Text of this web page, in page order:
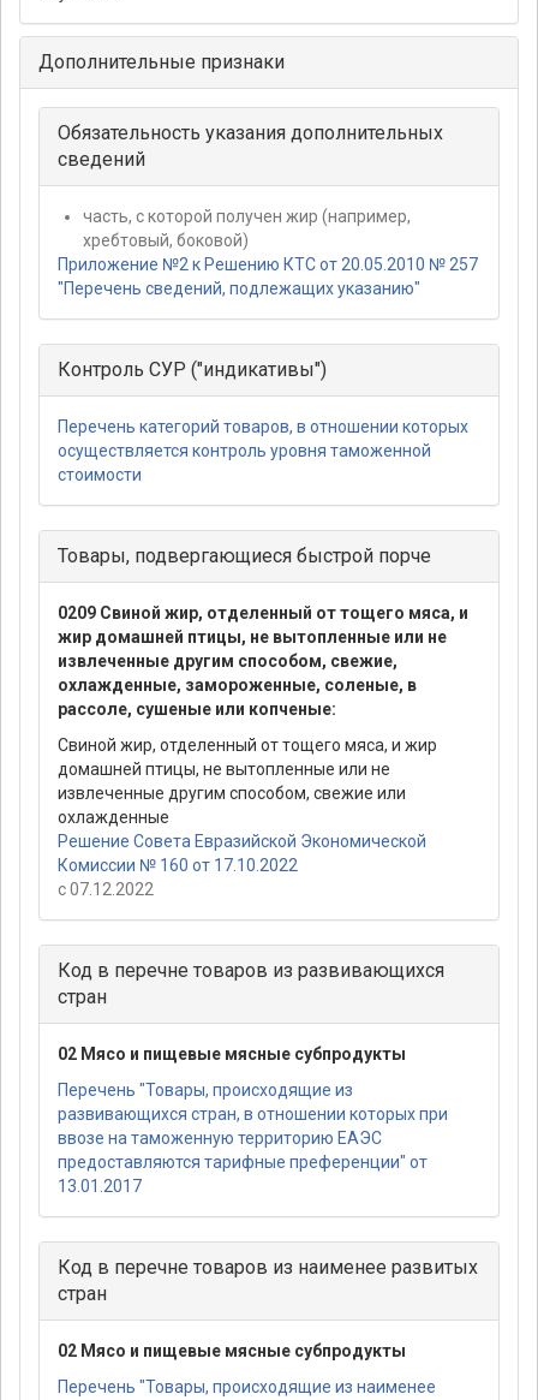
Дополнительные признаки
Обязательность указания дополнительных
сведений
часть, с которой получен жир (например,
хребтовый, боковой)
Приложение №2 к Решению КТС от 20.05.2010 № 257
"Перечень сведений, подлежащих указанию"
Контроль СУР ("индикативы")
Перечень категорий товаров, в отношении которых
осуществляется контроль уровня таможенной
стоимости
Товары, подвергающиеся быстрой порче
0209 Свиной жир, отделенный от тощего мяса, и
жир домашней птицы, не вытопленные или не
извлеченные другим способом, свежие,
охлажденные, замороженные, соленые, в
рассоле, сушеные или копченые:
Свиной жир, отделенный от тощего мяса, и жир
домашней птицы, не вытопленные или не
извлеченные другим способом, свежие или
охлажденные
Решение Совета Евразийской Экономической
Комиссии № 160 от 17.10.2022
с 07.12.2022
Код в перечне товаров из развивающихся
стран
02 Мясо и пищевые мясные субпродукты
Перечень "Товары, происходящие из
развивающихся стран, в отношении которых при
ввозе на таможенную территорию ЕАЭС
предоставляются тарифные преференции" от
13.01.2017
Код в перечне товаров из наименее развитых
стран
02 Мясо и пищевые мясные субпродукты
Перечень "Товары, происходящие из наименее